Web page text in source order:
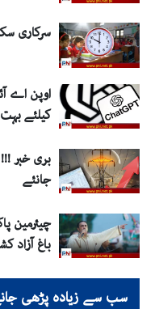
سرکاری
اوپن اے
کیلئے بہت
بری خبر
جانئے
چیئرمین
باغ آزاد
سب سے زیادہ پڑھی